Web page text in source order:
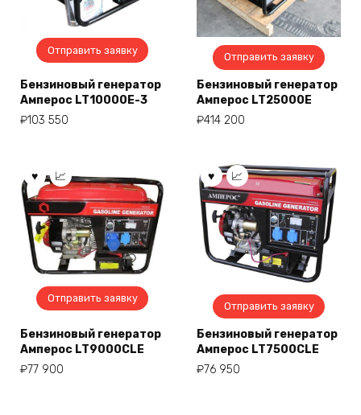
Отправить заявку
Бензиновый генератор
Амперос LT10000E-3
₽103 550
Отправить заявку
Бензиновый генератор
Амперос LT25000E
₽414 200
Отправить заявку
Бензиновый генератор
Амперос LT9000СLE
₽77 900
Отправить заявку
Бензиновый генератор
Амперос LT7500CLE
₽76 950